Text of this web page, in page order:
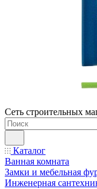
Сеть строительных
Каталог
Ванная комната
Замки и мебельная
Инженерная